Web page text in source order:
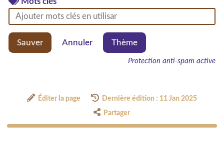
Sauver Annuler Thème
Protection anti-spam active
Éditer la page Dernière édition : 11 Jan 2025
Partager